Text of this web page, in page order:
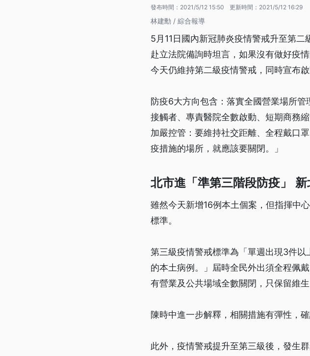
發布時間： 2021/5/12 15:50 更新時間： 2021/5/12 16:29
林建勳 / 綜合報導
5月11日國內新冠肺炎疫情警戒升至第
赴立法院備詢時坦言，如果沒有做好疫
今天仍維持第二級疫情警戒，同時宣布啟
防疫6大方向包含：落實全國營業場所
接觸者、專責醫院全數啟動、短期商務
加嚴控管：要維持社交距離、全程戴口
疫措施的場所，就應該要關閉。」
北市進「準第三階段防疫」
雖然今天新增16例本土個案，但指揮中
標準。
第三級疫情警戒標準為「單週出現3件
的本土病例。」屆時全民外出須全程佩
有營業及公共場域全數關閉，只保留維
陳時中進一步解釋，相關措施有彈性，
此外，疫情警戒提升至第三級後，發生